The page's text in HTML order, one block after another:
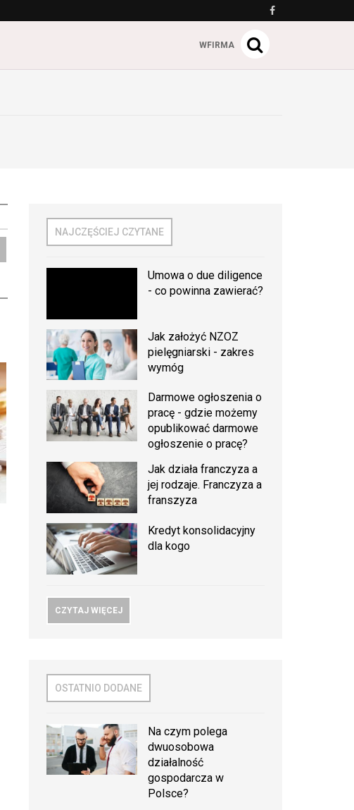
WFIRMA
NAJCZĘŚCIEJ CZYTANE
Umowa o due diligence
- co powinna zawierać?
Jak założyć NZOZ
pielęgniarski - zakres
wymóg
Darmowe ogłoszenia o
pracę - gdzie możemy
opublikować darmowe
ogłoszenie o pracę?
Jak działa franczyza a
jej rodzaje. Franczyza a
franszyza
Kredyt konsolidacyjny
dla kogo
CZYTAJ WIĘCEJ
OSTATNIO DODANE
Na czym polega
dwuosobowa
działalność
gospodarcza w
Polsce?